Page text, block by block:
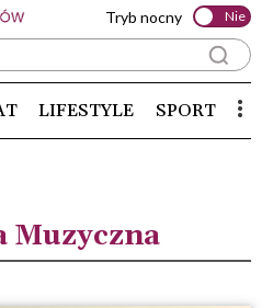
Tryb nocny Nie
LIFESTYLE SPORT
Muzyczna